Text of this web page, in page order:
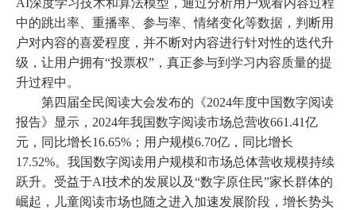
AI深度学习技术和算法模型，通过分析用户观看内容过程
中的跳出率、重播率、参与率、情绪变化等数据，判断用
户对内容的喜爱程度，并不断对内容进行针对性的迭代升
级，让用户拥有“投票权”，真正参与到学习内容质量的提
升过程中。
第四届全民阅读大会发布的《2024年度中国数字阅读
报告》显示，2024年我国数字阅读市场总营收661.41亿
元，同比增长16.65%；用户规模6.70亿，同比增长
17.52%。我国数字阅读用户规模和市场总体营收规模持续
跃升。受益于AI技术的发展以及“数字原住民”家长群体的
崛起，儿童阅读市场也随之进入加速发展阶段，增长势头